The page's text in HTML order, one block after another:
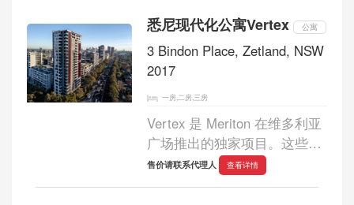
公寓朝北，提供角落位置、方
形功能布局或横...
悉尼现代化公寓Vertex 公寓
3 Bindon Place, Zetland, NSW
2017
一房,二房,三房
Vertex 是 Meriton 在维多利亚
广场推出的独家项目。这些现
代化的公寓位于 Zetland 中心
售价请联系代理人 查看详情